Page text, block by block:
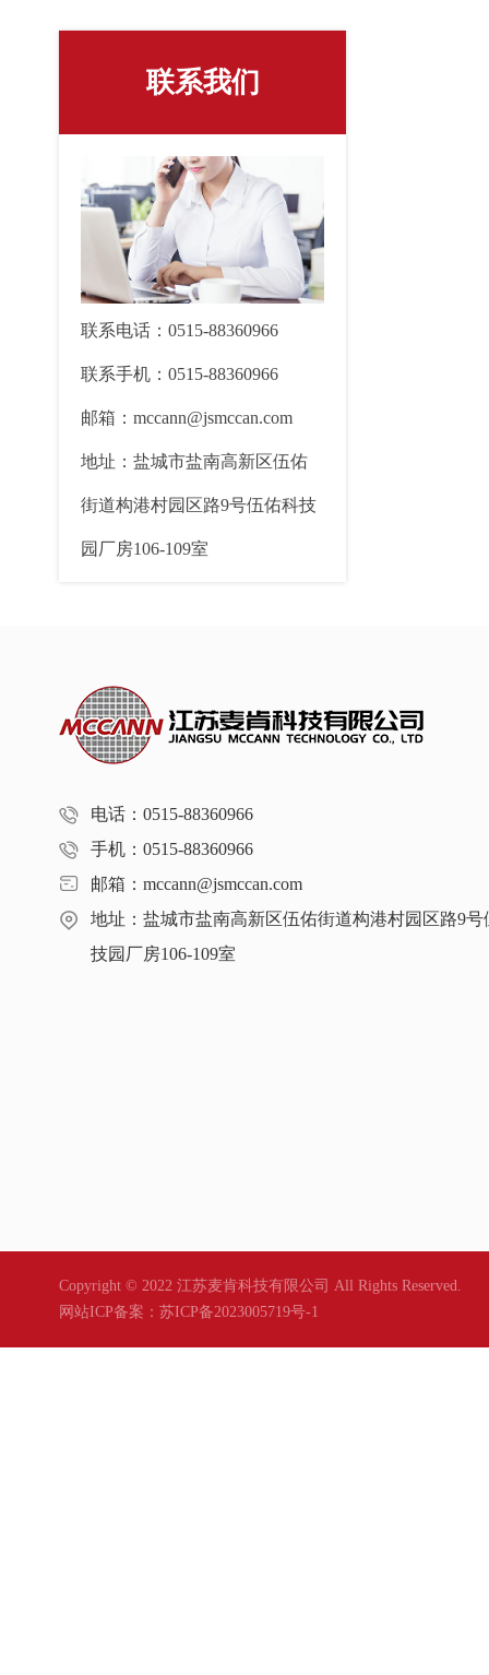
联系我们
联系电话：0515-88360966
联系手机：0515-88360966
邮箱：mccann@jsmccan.com
地址：盐城市盐南高新区伍佑
街道构港村园区路9号伍佑科技
园厂房106-109室
电话：0515-88360966
手机：0515-88360966
邮箱：mccann@jsmccan.com
地址：盐城市盐南高新区伍佑街道构港村园区路9号
技园厂房106-109室
Copyright © 2022 江苏麦肯科技有限公司 All Rights Reserved.
网站ICP备案：苏ICP备2023005719号-1